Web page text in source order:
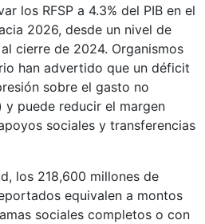
los RFSP a 4.3% del PIB en el
2026, desde un nivel de
cierre de 2024. Organismos
han advertido que un déficit
sobre el gasto no
y puede reducir el margen
sociales y transferencias
los 218,600 millones de
equivalen a montos
sociales completos o con